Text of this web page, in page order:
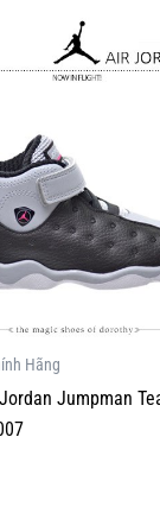
Hãng
Jumpman